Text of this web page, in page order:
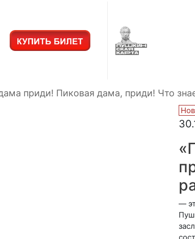
приди! Пиковая дама, приди! Что
—